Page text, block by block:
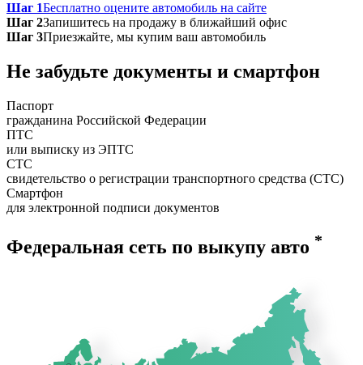
Шаг 1Бесплатно оцените автомобиль на сайте
Шаг 2Запишитесь на продажу в ближайший офис
Шаг 3Приезжайте, мы купим ваш автомобиль
Не забудьте документы и смартфон
Паспорт
гражданина Российской Федерации
ПТС
или выписку из ЭПТС
СТС
свидетельство о регистрации транспортного средства (СТС)
Смартфон
для электронной подписи документов
Федеральная сеть по выкупу авто *